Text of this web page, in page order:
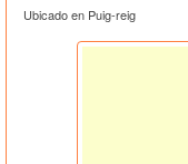
Ubicado en Puig-reig